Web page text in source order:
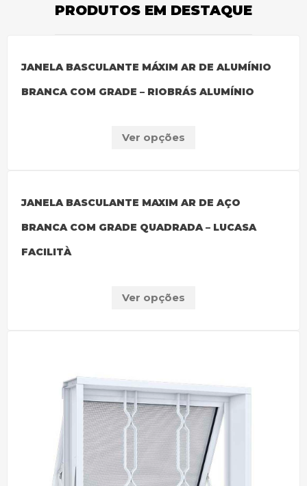
PRODUTOS EM DESTAQUE
JANELA BASCULANTE MÁXIM AR DE ALUMÍNIO
BRANCA COM GRADE – RIOBRÁS ALUMÍNIO
Ver opções
JANELA BASCULANTE MAXIM AR DE AÇO
BRANCA COM GRADE QUADRADA – LUCASA
FACILITÀ
Ver opções